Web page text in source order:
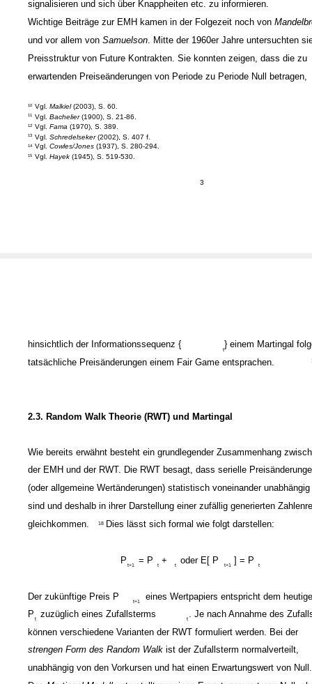
signalisieren und sich über Knappheiten etc. zu informieren.
Wichtige Beiträge zur EMH kamen in der Folgezeit noch von
und vor allem vonSamuelson . Mitte der 1960er Jahre untersuchten
Preisstruktur von Future Kontrakten. Sie konnten zeigen, dass die zu
erwartenden Preiseänderungen von Periode zu Periode Null betragen,
10 Vgl. Malkiel(2003), S. 60.
11 Vgl. Bachelier(1900), S. 21-86.
12 Vgl. Fama (1970), S. 389.
13 Vgl. Schredelseker(2002), S. 407 f.
14 Vgl. Cowles/Jones(1937), S. 280-294.
15 Vgl. Hayek(1945), S. 519-530.
3
hinsichtlich der Informationssequenz {
t
} einem Martingal
tatsächliche Preisänderungen einem Fair Game entsprachen.
2.3. Random Walk Theorie (RWT) und Martingal
Wie bereits erwähnt besteht ein grundlegender Zusammenhang
der EMH und der RWT. Die RWT besagt, dass serielle
(oder allgemeine Wertänderungen) statistisch voneinander unabhängig
sind und deshalb in ihrer Darstellung einer zufällig generierten
gleichkommen.
18 Dies lässt sich formal wie folgt darstellen:
P
t+1
= P
t
+
t
oder E[ P
t+1
] = P
t
Der zukünftige Preis P
t+1
eines Wertpapiers entspricht dem
P
t
zuzüglich eines Zufallsterms
t
Je nach Annahme des
können verschiedene Varianten der RWT formuliert werden. Bei der
strengen Form des Random Walk ist der Zufallsterm normalverteilt,
unabhängig von den Vorkursen und hat einen Erwartungswert von Null.